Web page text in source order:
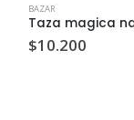
BAZAR
$10.200